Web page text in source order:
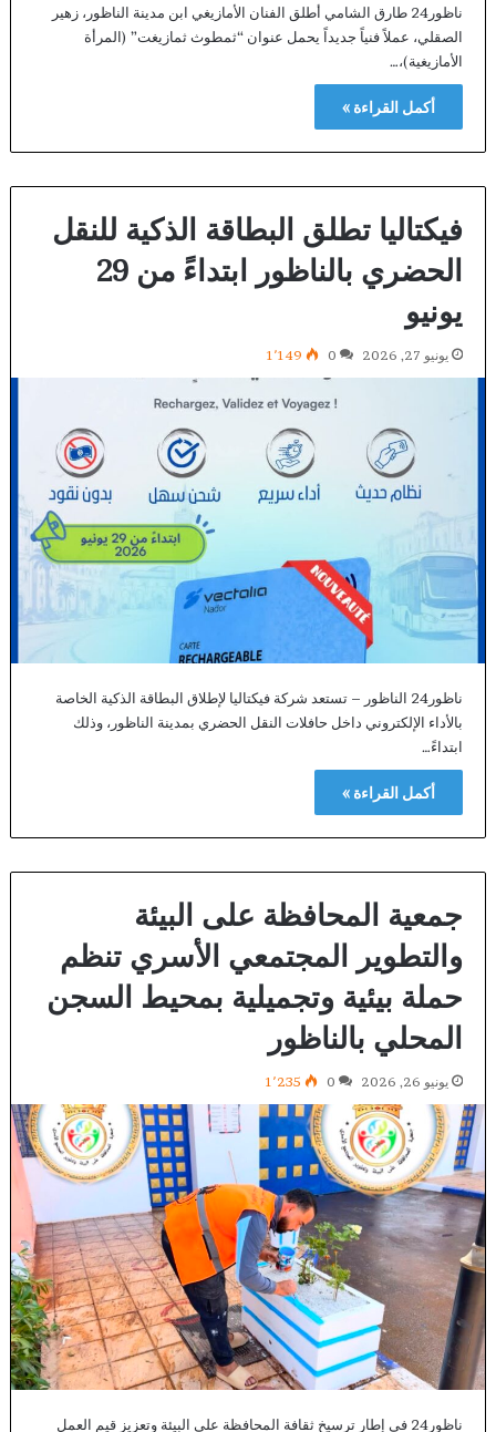
ناظور24 طارق الشامي أطلق الفنان الأمازيغي ابن مدينة الناظور، زهير
الصقلي، عملاً فنياً جديداً يحمل عنوان “ثمطوث ثمازيغت” (المرأة
الأمازيغية)،…
أكمل القراءة »
فيكتاليا تطلق البطاقة الذكية للنقل
الحضري بالناظور ابتداءً من 29
يونيو
يونيو 27, 2026 0 1٬149
ناظور24 الناظور – تستعد شركة فيكتاليا لإطلاق البطاقة الذكية الخاصة
بالأداء الإلكتروني داخل حافلات النقل الحضري بمدينة الناظور، وذلك
ابتداءً…
أكمل القراءة »
جمعية المحافظة على البيئة
والتطوير المجتمعي الأسري تنظم
حملة بيئية وتجميلية بمحيط السجن
المحلي بالناظور
يونيو 26, 2026 0 1٬235
ناظور24 في إطار ترسيخ ثقافة المحافظة على البيئة وتعزيز قيم العمل